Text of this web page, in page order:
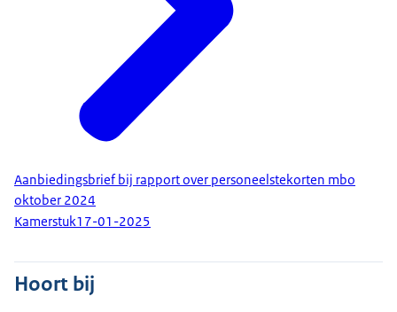
Aanbiedingsbrief bij rapport over personeelstekorten mbo
oktober 2024
Kamerstuk17-01-2025
Hoort bij